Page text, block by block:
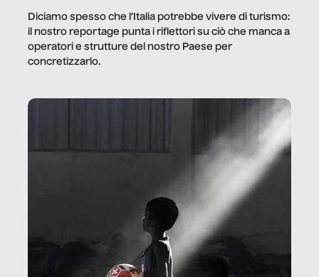
Diciamo spesso che l’Italia potrebbe vivere di turismo:
il nostro reportage punta i riflettori su ciò che manca a
operatori e strutture del nostro Paese per
concretizzarlo.